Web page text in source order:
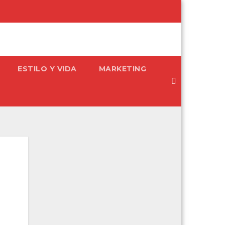
ESTILO Y VIDA MARKETING